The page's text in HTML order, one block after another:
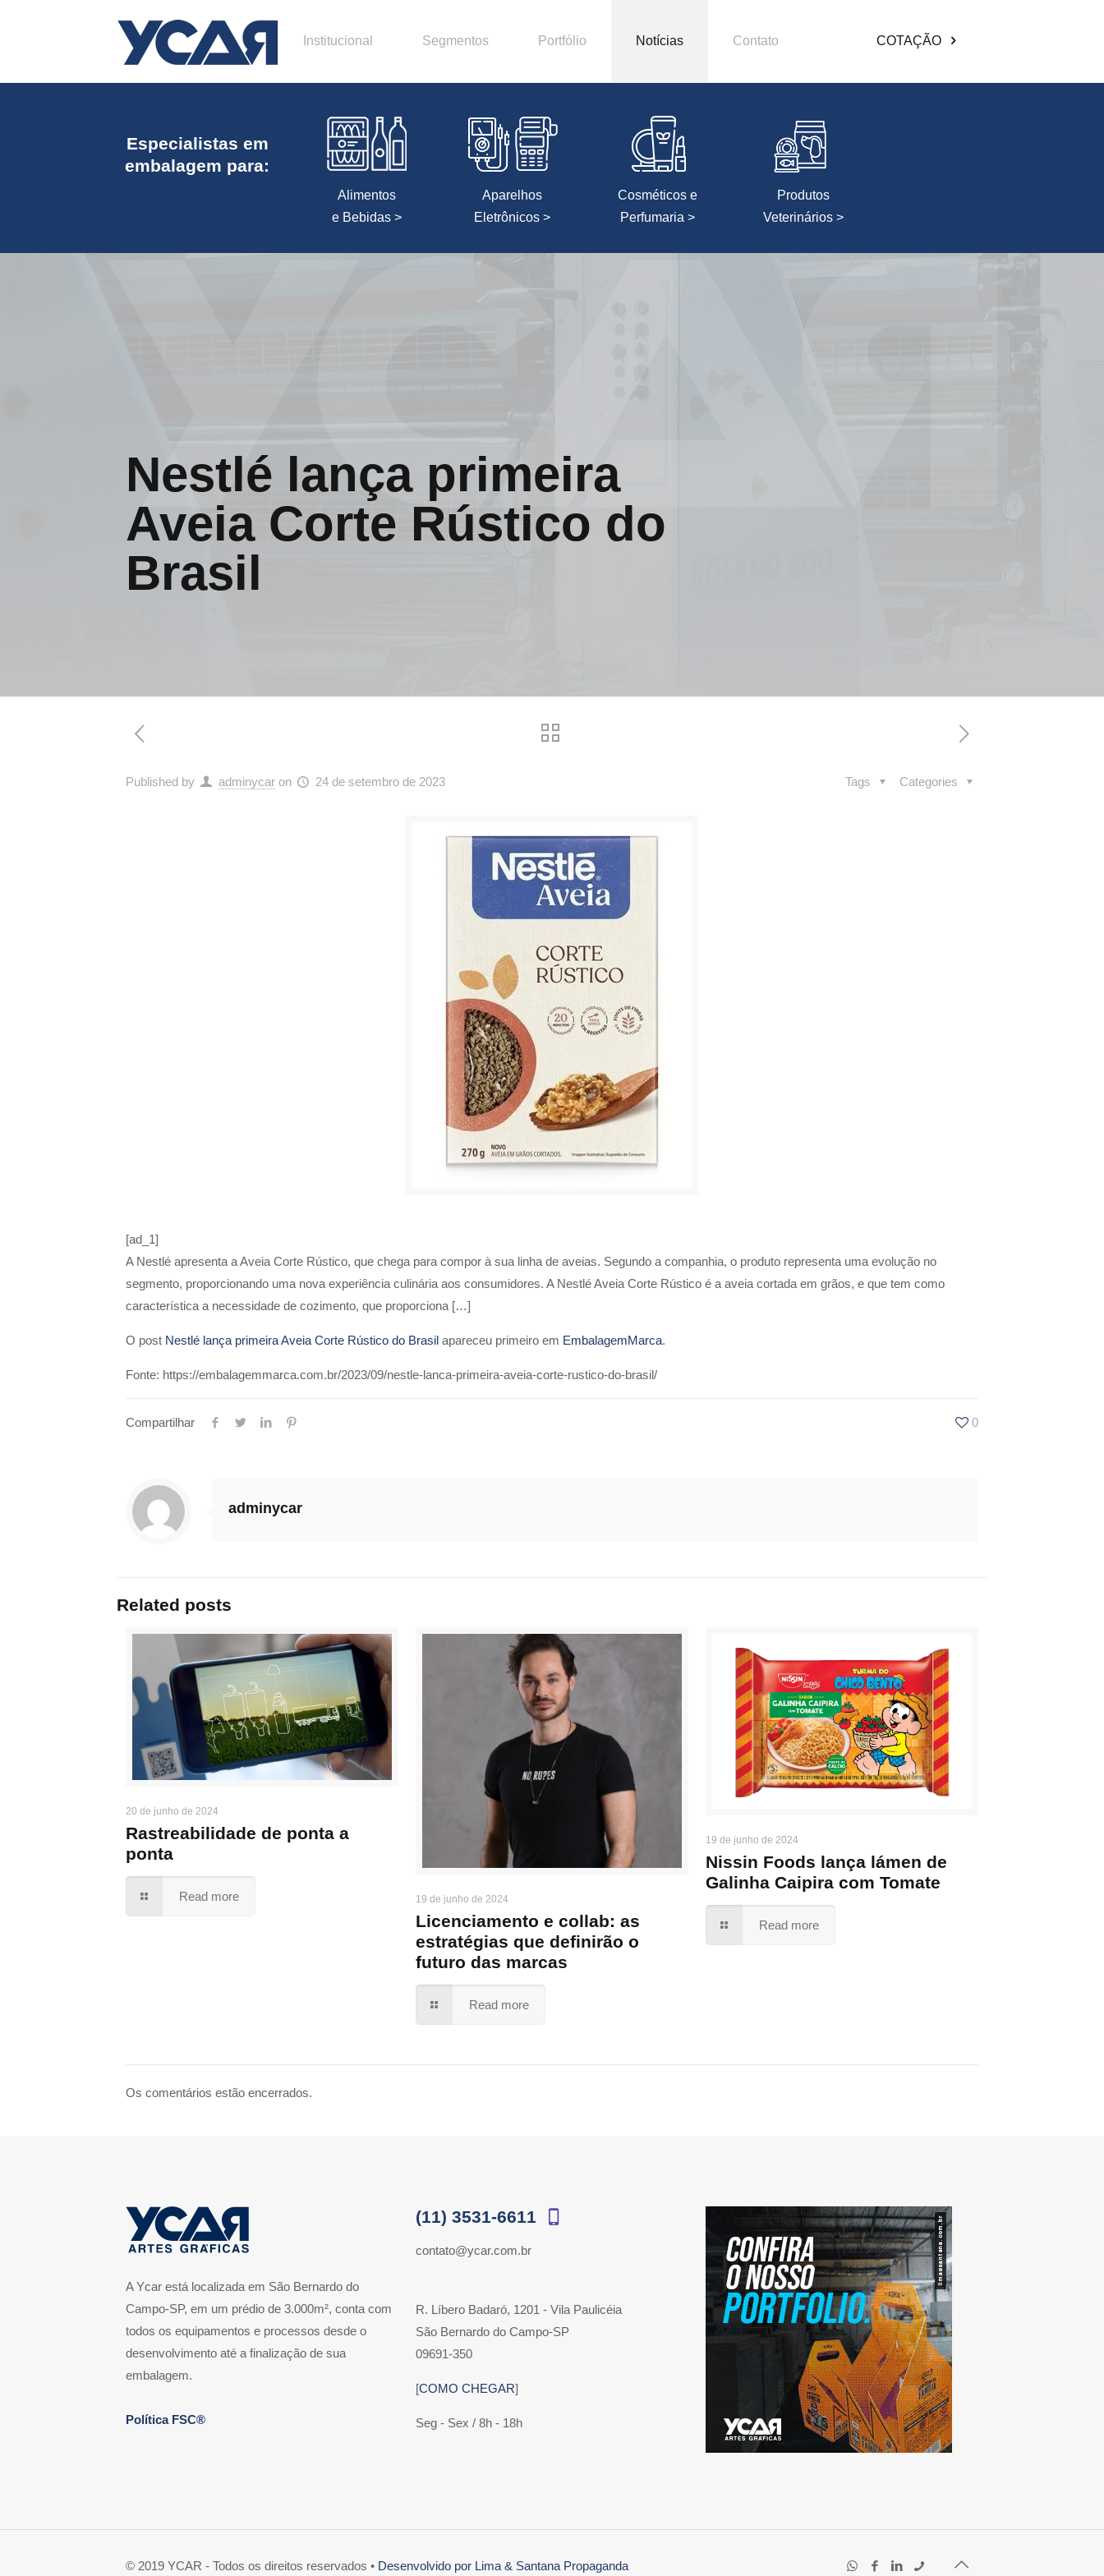
Institucional Segmentos Portfólio Notícias Contato COTAÇÃO
Especialistas em
embalagem para:
Alimentos
e Bebidas >
Aparelhos
Eletrônicos >
Cosméticos e
Perfumaria >
Produtos
Veterinários >
Nestlé lança primeira
Aveia Corte Rústico do
Brasil
Published by adminycar on 24 de setembro de 2023 Categories
Tags
[ad_1]
A Nestlé apresenta a Aveia Corte Rústico, que chega para compor à sua linha de aveias. Segundo a companhia, o produto representa uma evolução no
segmento, proporcionando uma nova experiência culinária aos consumidores. A Nestlé Aveia Corte Rústico é a aveia cortada em grãos, e que tem como
característica a necessidade de cozimento, que proporciona […]
O post Nestlé lança primeira Aveia Corte Rústico do Brasilapareceu primeiro em EmbalagemMarca.
Fonte: https://embalagemmarca.com.br/2023/09/nestle-lanca-primeira-aveia-corte-rustico-do-brasil/
Compartilhar 0
adminycar
Related posts
20 de junho de 2024
Rastreabilidade de ponta a
ponta
Read more 19 de junho de 2024
Licenciamento e collab: as
estratégias que definirão o
futuro das marcas
Read more
19 de junho de 2024
Nissin Foods lança lámen de
Galinha Caipira com Tomate
Read more
Os comentários estão encerrados.
A Ycar está localizada em São Bernardo do
Campo-SP, em um prédio de 3.000m², conta com
todos os equipamentos e processos desde o
desenvolvimento até a finalização de sua
embalagem.
Política FSC®
(11) 3531-6611
contato@ycar.com.br
R. Líbero Badaró, 1201 - Vila Paulicéia
São Bernardo do Campo-SP
09691-350
[COMO CHEGAR]
Seg - Sex / 8h - 18h
© 2019 YCAR - Todos os direitos reservados • Desenvolvido por Lima & Santana Propaganda